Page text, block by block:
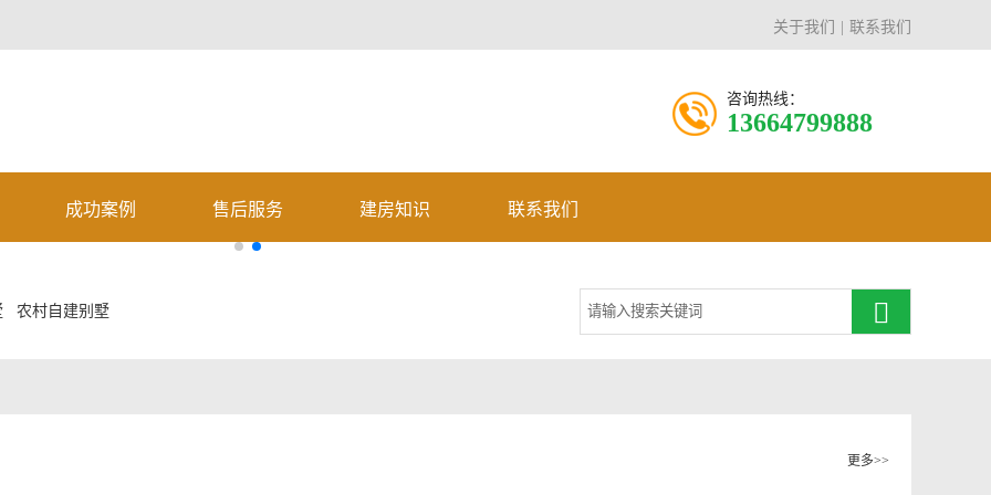
关于我们 联系我们
咨询热线：
13664799888
成功案例 售后服务 建房知识 联系我们
农村自建别墅
更多>>